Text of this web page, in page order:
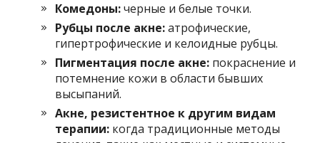
Комедоны:черные и белые точки.
Рубцы после акне:атрофические,
гипертрофические и келоидные рубцы.
Пигментация после акне: покраснение и
потемнение кожи в области бывших
высыпаний.
Акне, резистентное к другим видам
терапии: когда традиционные методы